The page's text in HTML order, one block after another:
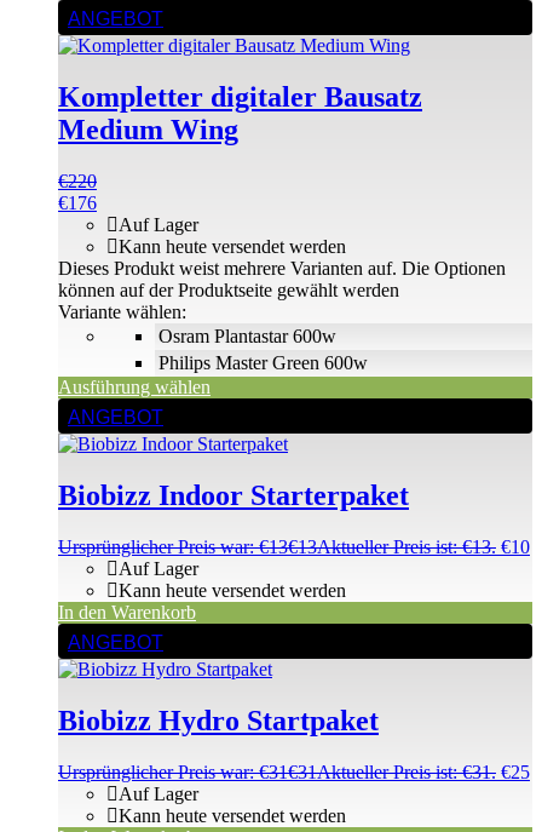
ANGEBOT
Kompletter digitaler Bausatz
Medium Wing
€220
€176
Osram Plantastar 600w
Philips Master Green 600w
Auf Lager
Kann heute versendet werden
Variante wählen:
Ausführung wählen
Dieses Produkt weist mehrere Varianten auf. Die Optionen
können auf der Produktseite gewählt werden
ANGEBOT
Biobizz Indoor Starterpaket
Ursprünglicher Preis war: €13€13Aktueller Preis ist: €13. €10
Auf Lager
Kann heute versendet werden
In den Warenkorb
ANGEBOT
Biobizz Hydro Startpaket
Ursprünglicher Preis war: €31€31Aktueller Preis ist: €31. €25
Auf Lager
Kann heute versendet werden